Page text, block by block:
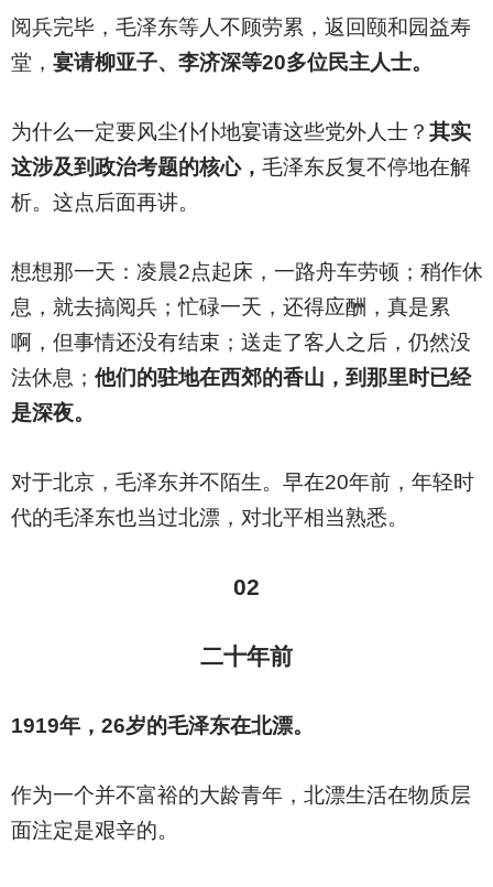
阅兵完毕，毛泽东等人不顾劳累，返回颐和园益寿
堂， 宴请柳亚子、李济深等20多位民主人士。
为什么一定要风尘仆仆地宴请这些党外人士？ 其实
这涉及到政治考题的核心， 毛泽东反复不停地在解
析。这点后面再讲。
想想那一天：凌晨2点起床，一路舟车劳顿；稍作休
息，就去搞阅兵；忙碌一天，还得应酬，真是累
啊，但事情还没有结束；送走了客人之后，仍然没
法休息； 他们的驻地在西郊的香山，到那里时已经
是深夜。
对于北京，毛泽东并不陌生。早在20年前，年轻时
代的毛泽东也当过北漂，对北平相当熟悉。
02
二十年前
1919年，26岁的毛泽东在北漂。
作为一个并不富裕的大龄青年，北漂生活在物质层
面注定是艰辛的。